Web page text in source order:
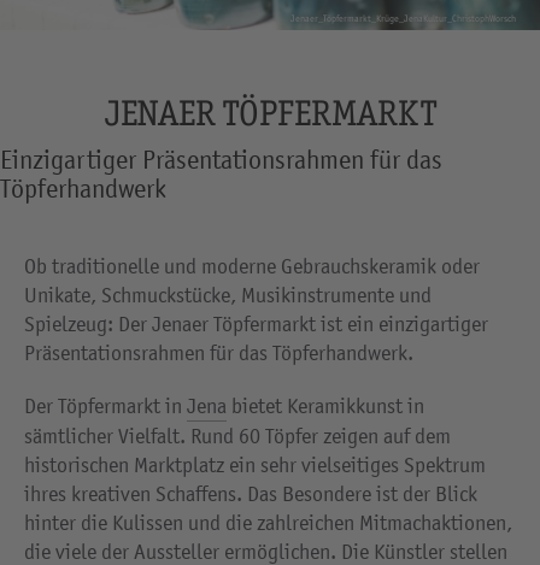
Jenaer_Töpfermarkt_Krüge_JenaKultur_ChristophWorsch
JENAER TÖPFERMARKT
Einzigartiger Präsentationsrahmen für das
Töpferhandwerk
Ob traditionelle und moderne Gebrauchskeramik oder
Unikate, Schmuckstücke, Musikinstrumente und
Spielzeug: Der Jenaer Töpfermarkt ist ein einzigartiger
Präsentationsrahmen für das Töpferhandwerk.
Der Töpfermarkt in Jena bietet Keramikkunst in
sämtlicher Vielfalt. Rund 60 Töpfer zeigen auf dem
historischen Marktplatz ein sehr vielseitiges Spektrum
ihres kreativen Schaffens. Das Besondere ist der Blick
hinter die Kulissen und die zahlreichen Mitmachaktionen,
die viele der Aussteller ermöglichen. Die Künstler stellen